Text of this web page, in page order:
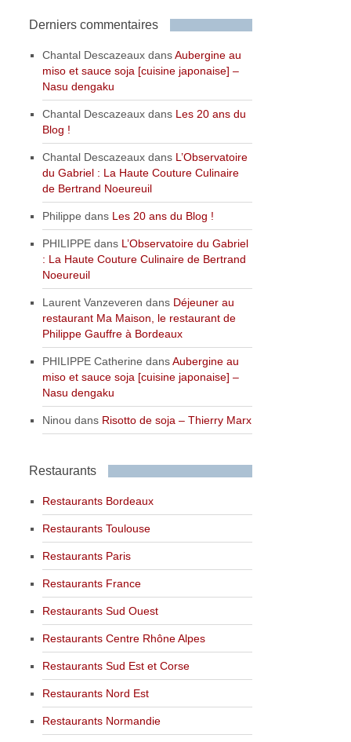
Derniers commentaires
Chantal Descazeaux dansAubergine au
miso et sauce soja [cuisine japonaise] –
Nasu dengaku
Chantal Descazeaux dans Les 20 ans du
Blog !
Chantal Descazeaux dans L’Observatoire
du Gabriel : La Haute Couture Culinaire
de Bertrand Noeureuil
Philippe dans Les 20 ans du Blog !
PHILIPPE dans L’Observatoire du Gabriel
: La Haute Couture Culinaire de Bertrand
Noeureuil
Laurent Vanzeveren dans Déjeuner au
restaurant Ma Maison, le restaurant de
Philippe Gauffre à Bordeaux
PHILIPPE Catherine dansAubergine au
miso et sauce soja [cuisine japonaise] –
Nasu dengaku
Ninou dans Risotto de soja – Thierry Marx
Restaurants
Restaurants Bordeaux
Restaurants Toulouse
Restaurants Paris
Restaurants France
Restaurants Sud Ouest
Restaurants Centre Rhône Alpes
Restaurants Sud Est et Corse
Restaurants Nord Est
Restaurants Normandie